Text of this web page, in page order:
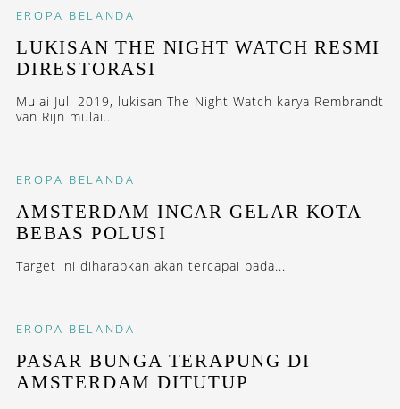
EROPA BELANDA
LUKISAN THE NIGHT WATCH RESMI
DIRESTORASI
Mulai Juli 2019, lukisan The Night Watch karya Rembrandt
van Rijn mulai...
EROPA BELANDA
AMSTERDAM INCAR GELAR KOTA
BEBAS POLUSI
Target ini diharapkan akan tercapai pada...
EROPA BELANDA
PASAR BUNGA TERAPUNG DI
AMSTERDAM DITUTUP